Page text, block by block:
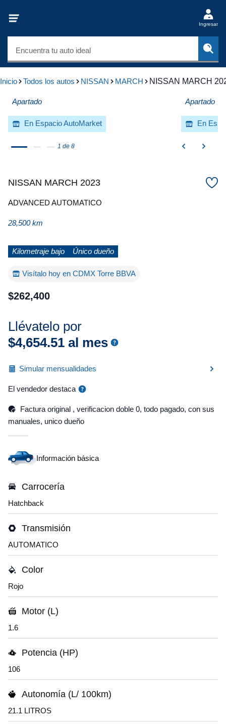
Ingresar
Encuentra tu auto ideal
Inicio Todos los autos NISSAN MARCH NISSAN MARCH
Apartado
En Espacio AutoMarket
Apartado
En
1 de 8
NISSAN MARCH 2023
ADVANCED AUTOMATICO
28,500 km
Kilometraje bajo Único dueño
Visítalo hoy en CDMX Torre BBVA
$262,400
Llévatelo por
$4,654.51 al mes
Simular mensualidades
El vendedor destaca
Factura original , verificacion doble 0, todo pagado, con sus
manuales, unico dueño
Información básica
Carrocería
Hatchback
Transmisión
AUTOMATICO
Color
Rojo
Motor (L)
1.6
Potencia (HP)
106
Autonomía (L/ 100km)
21.1 LITROS